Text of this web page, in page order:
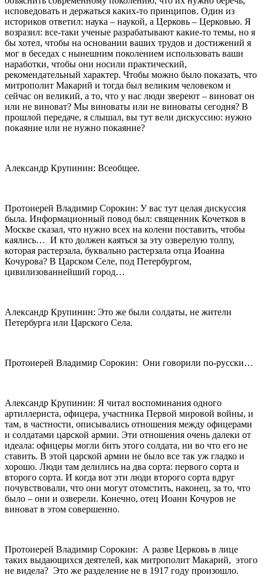
исповедовать и держаться каких-то принципов. Один из
историков ответил: наука – наукой, а Церковь – Церковью. Я
возразил: все-таки ученые разрабатывают какие-то темы, но я
бы хотел, чтобы на основании ваших трудов и достижений я
мог в беседах с нынешним поколением использовать ваши
наработки, чтобы они носили практический,
рекомендательный характер. Чтобы можно было показать, что
митрополит Макарий и тогда был великим человеком и
сейчас он великий, а то, что у нас люди звереют – виноват он
или не виноват? Мы виноваты или не виноваты сегодня? В
прошлой передаче, я слышал, вы тут вели дискуссию: нужно
покаяние или не нужно покаяние?
Александр Крупинин: Всеобщее.
Протоиерей Владимир Сорокин: У вас тут целая дискуссия
была. Информационный повод был: священник Кочетков в
Москве сказал, что нужно всех на колени поставить, чтобы
каялись… И кто должен каяться за эту озверелую толпу,
которая растерзала, буквально растерзала отца Иоанна
Кочурова? В Царском Селе, под Петербургом,
цивилизованнейший город…
Александр Крупинин: Это же были солдаты, не жители
Петербурга или Царского Села.
Протоиерей Владимир Сорокин: Они говорили по-русски…
Александр Крупинин: Я читал воспоминания одного
артиллериста, офицера, участника Первой мировой войны, и
там, в частности, описывались отношения между офицерами
и солдатами царской армии. Эти отношения очень далеки от
идеала: офицеры могли бить этого солдата, ни во что его не
ставить. В этой царской армии не было все так уж гладко и
хорошо. Люди там делились на два сорта: первого сорта и
второго сорта. И когда вот эти люди второго сорта вдруг
почувствовали, что они могут отомстить, наконец, за то, что
было – они и озверели. Конечно, отец Иоанн Кочуров не
виноват в этом совершенно.
Протоиерей Владимир Сорокин: А разве Церковь в лице
таких выдающихся деятелей, как митрополит Макарий, этого
не видела? Это же разделение не в 1917 году произошло.